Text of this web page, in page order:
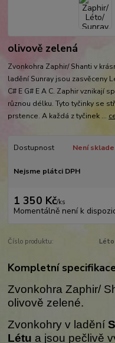
olivově zelená
Zvonkohra Zaphir/ Shanti v
ladění Sunray jsou zasvěceny
C# E G# E A C. Zaphir vznikají
různou délku. Tyto tyčinky se
prstence. A každá z tyčinek ...
Dostupnost Není
Nejsme plátci DPH
1 350 Kč/ks
Momentálně není k
Číslo produktu:
Kompletní
Zvonkohra Zaphir/
olivově zelené.
Zvonkohry v ladění
Létu a jsou pečlivě